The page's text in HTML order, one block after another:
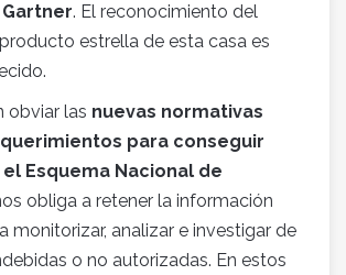
. El reconocimiento del
estrella de esta casa es
obviar las nuevas normativas
para conseguir
Esquema Nacional de
obliga a retener la información
monitorizar, analizar e investigar de
o no autorizadas. En estos